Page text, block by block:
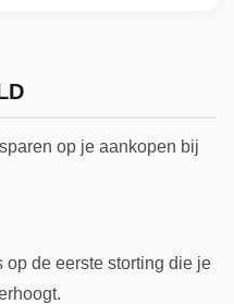
op je aankopen bij
de eerste storting die je